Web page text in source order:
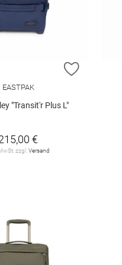
HINZUFÜGEN
EASTPAK
"Transit'r Plus L"
€
zzgl.Versand